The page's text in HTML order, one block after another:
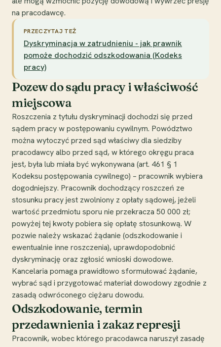
na pracodawcę.
PRZECZYTAJ TEŻ
Dyskryminacja w zatrudnieniu - jak prawnik
pomoże dochodzić odszkodowania (Kodeks
pracy)
Pozew do sądu pracy i właściwość
miejscowa
Roszczenia z tytułu dyskryminacji dochodzi się przed
sądem pracy w postępowaniu cywilnym. Powództwo
można wytoczyć przed sąd właściwy dla siedziby
pracodawcy albo przed sąd, w którego okręgu praca
jest, była lub miała być wykonywana (art. 461 § 1
Kodeksu postępowania cywilnego) – pracownik wybiera
dogodniejszy. Pracownik dochodzący roszczeń ze
stosunku pracy jest zwolniony z opłaty sądowej, jeżeli
wartość przedmiotu sporu nie przekracza 50 000 zł;
powyżej tej kwoty pobiera się opłatę stosunkową. W
pozwie należy wskazać żądanie (odszkodowanie i
ewentualnie inne roszczenia), uprawdopodobnić
dyskryminację oraz zgłosić wnioski dowodowe.
Kancelaria pomaga prawidłowo sformułować żądanie,
wybrać sąd i przygotować materiał dowodowy zgodnie z
zasadą odwróconego ciężaru dowodu.
Odszkodowanie, termin
przedawnienia i zakaz represji
Pracownik, wobec którego pracodawca naruszył zasadę